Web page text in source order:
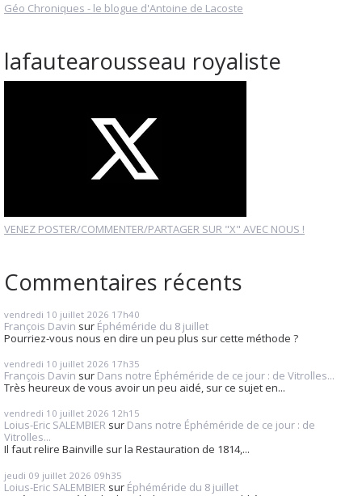
Géo Chroniques - le blogue d'Antoine de Lacoste
lafautearousseau royaliste
VENEZ POSTER/COMMENTER/PARTAGER SUR "X" AVEC NOUS !
Commentaires récents
vendredi 10 juillet 2026 17h40
François Davin sur Éphéméride du 8 juillet
Pourriez-vous nous en dire un peu plus sur cette méthode ?
vendredi 10 juillet 2026 17h35
François Davin sur Dans notre Éphéméride de ce jour : de Vitrolles...
Très heureux de vous avoir un peu aidé, sur ce sujet en...
vendredi 10 juillet 2026 12h15
Loius-Eric SALEMBIER sur Dans notre Éphéméride de ce jour : de
Vitrolles...
Il faut relire Bainville sur la Restauration de 1814,...
jeudi 09 juillet 2026 09h35
Loius-Eric SALEMBIER sur Éphéméride du 8 juillet